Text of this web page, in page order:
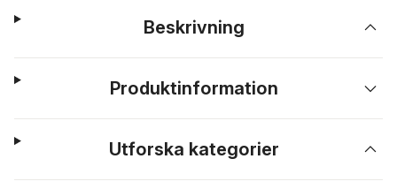
Beskrivning
Produktinformation
Utforska kategorier